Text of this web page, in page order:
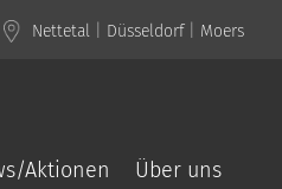
Nettetal Düsseldorf| Moers
Aktionen Über uns